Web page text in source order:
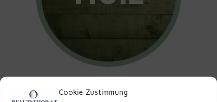
Cookie-Zustimmung
Element Holz